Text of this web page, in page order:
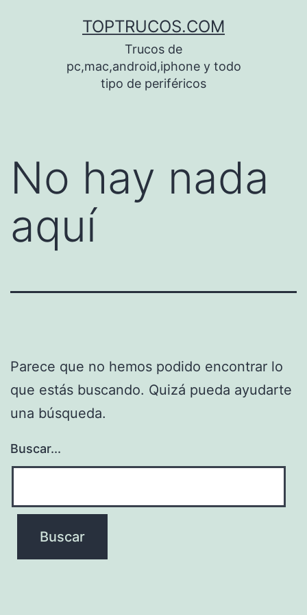
TOPTRUCOS.COM
Trucos de
pc,mac,android,iphone y todo
tipo de periféricos
No hay nada
aquí
Parece que no hemos podido encontrar lo
que estás buscando. Quizá pueda ayudarte
una búsqueda.
Buscar...